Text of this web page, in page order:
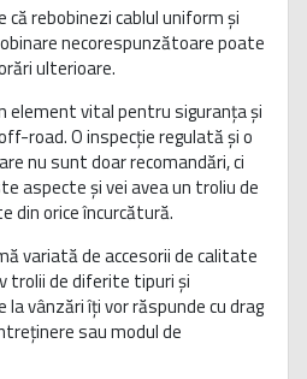
rebobinezi cablul uniform și
necorespunzătoare poate
ulterioare.
element vital pentru siguranța și
road. O inspecție regulată și o
nu sunt doar recomandări, ci
aspecte și vei avea un troliu de
din orice încurcătură.
variată de accesorii de calitate
trolii de diferite tipuri și
la vânzări îți vor răspunde cu drag
sau modul de